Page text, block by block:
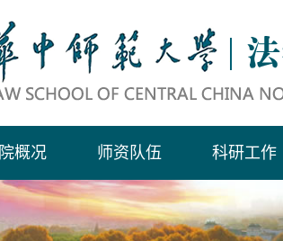
概况 师资队伍 科研工作